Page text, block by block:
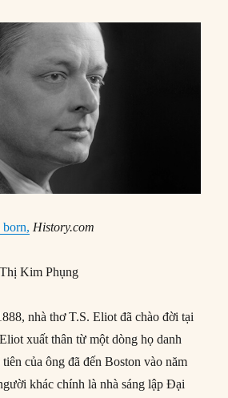
History.com
Kim Phụng
nhà thơ T.S. Eliot đã chào đời tại
xuất thân từ một dòng họ danh
của ông đã đến Boston vào năm
khác chính là nhà sáng lập Đại